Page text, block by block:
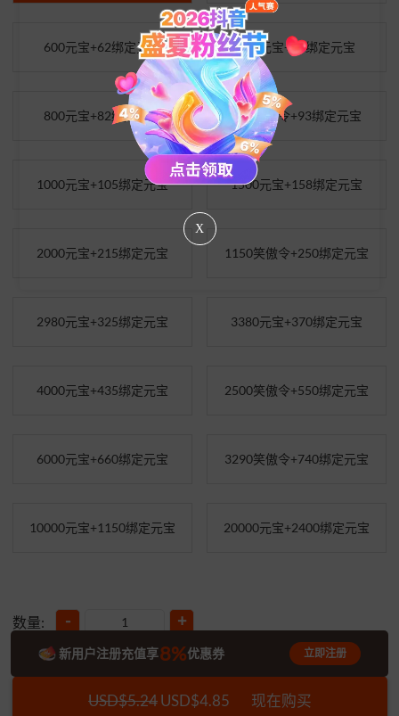
600元宝+62绑定元宝 700元宝+72绑定元宝
800元宝+82绑定元宝 450笑傲令+93绑定元宝
1000元宝+105绑定元宝 1500元宝+158绑定元宝
2000元宝+215绑定元宝 1150笑傲令+250绑定元宝
2980元宝+325绑定元宝 3380元宝+370绑定元宝
4000元宝+435绑定元宝 2500笑傲令+550绑定元宝
6000元宝+660绑定元宝 3290笑傲令+740绑定元宝
10000元宝+1150绑定元宝 20000元宝+2400绑定元宝
数量: - +
USD$5.24USD$4.85 现在购买
新用户注册充值享8%优惠券 立即注册
X